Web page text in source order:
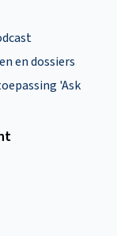
en dossiers
'Ask